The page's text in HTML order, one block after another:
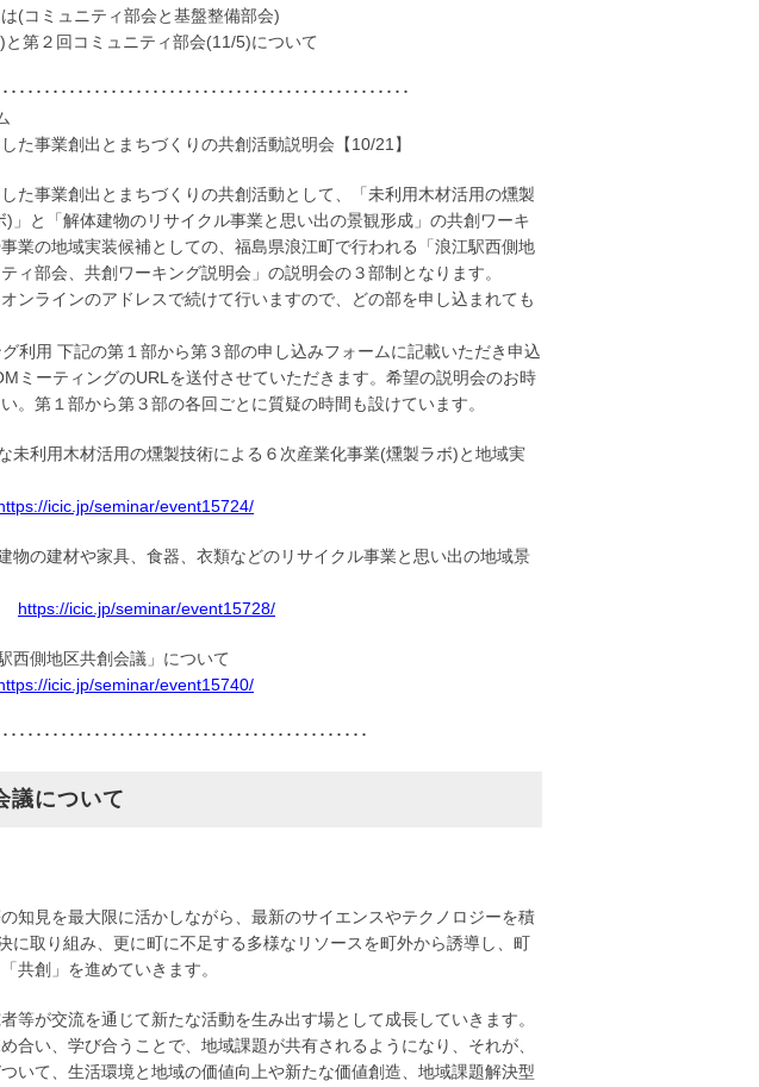
(コミュニティ部会と基盤整備部会)
第２回コミュニティ部会(11/5)について
････････････････････････････････････････････････
た事業創出とまちづくりの共創活動説明会【10/21】
た事業創出とまちづくりの共創活動として、「未利用木材活用の燻製
」と「解体建物のリサイクル事業と思い出の景観形成」の共創ワーキ
業の地域実装候補としての、福島県浪江町で行われる「浪江駅西側地
ィ部会、共創ワーキング説明会」の説明会の３部制となります。
ンラインのアドレスで続けて行いますので、どの部を申し込まれても
利用 下記の第１部から第３部の申し込みフォームに記載いただき申込
ミーティングのURLを送付させていただきます。希望の説明会のお時
。第１部から第３部の各回ごとに質疑の時間も設けています。
利用木材活用の燻製技術による６次産業化事業(燻製ラボ)と地域実
icic.jp/seminar/event15724/
の建材や家具、食器、衣類などのリサイクル事業と思い出の地域景
https://icic.jp/seminar/event15728/
西側地区共創会議」について
icic.jp/seminar/event15740/
･･････････････････････････････････････････
議について
知見を最大限に活かしながら、最新のサイエンスやテクノロジーを積
に取り組み、更に町に不足する多様なリソースを町外から誘導し、町
共創」を進めていきます。
等が交流を通じて新たな活動を生み出す場として成長していきます。
合い、学び合うことで、地域課題が共有されるようになり、それが、
いて、生活環境と地域の価値向上や新たな価値創造、地域課題解決型